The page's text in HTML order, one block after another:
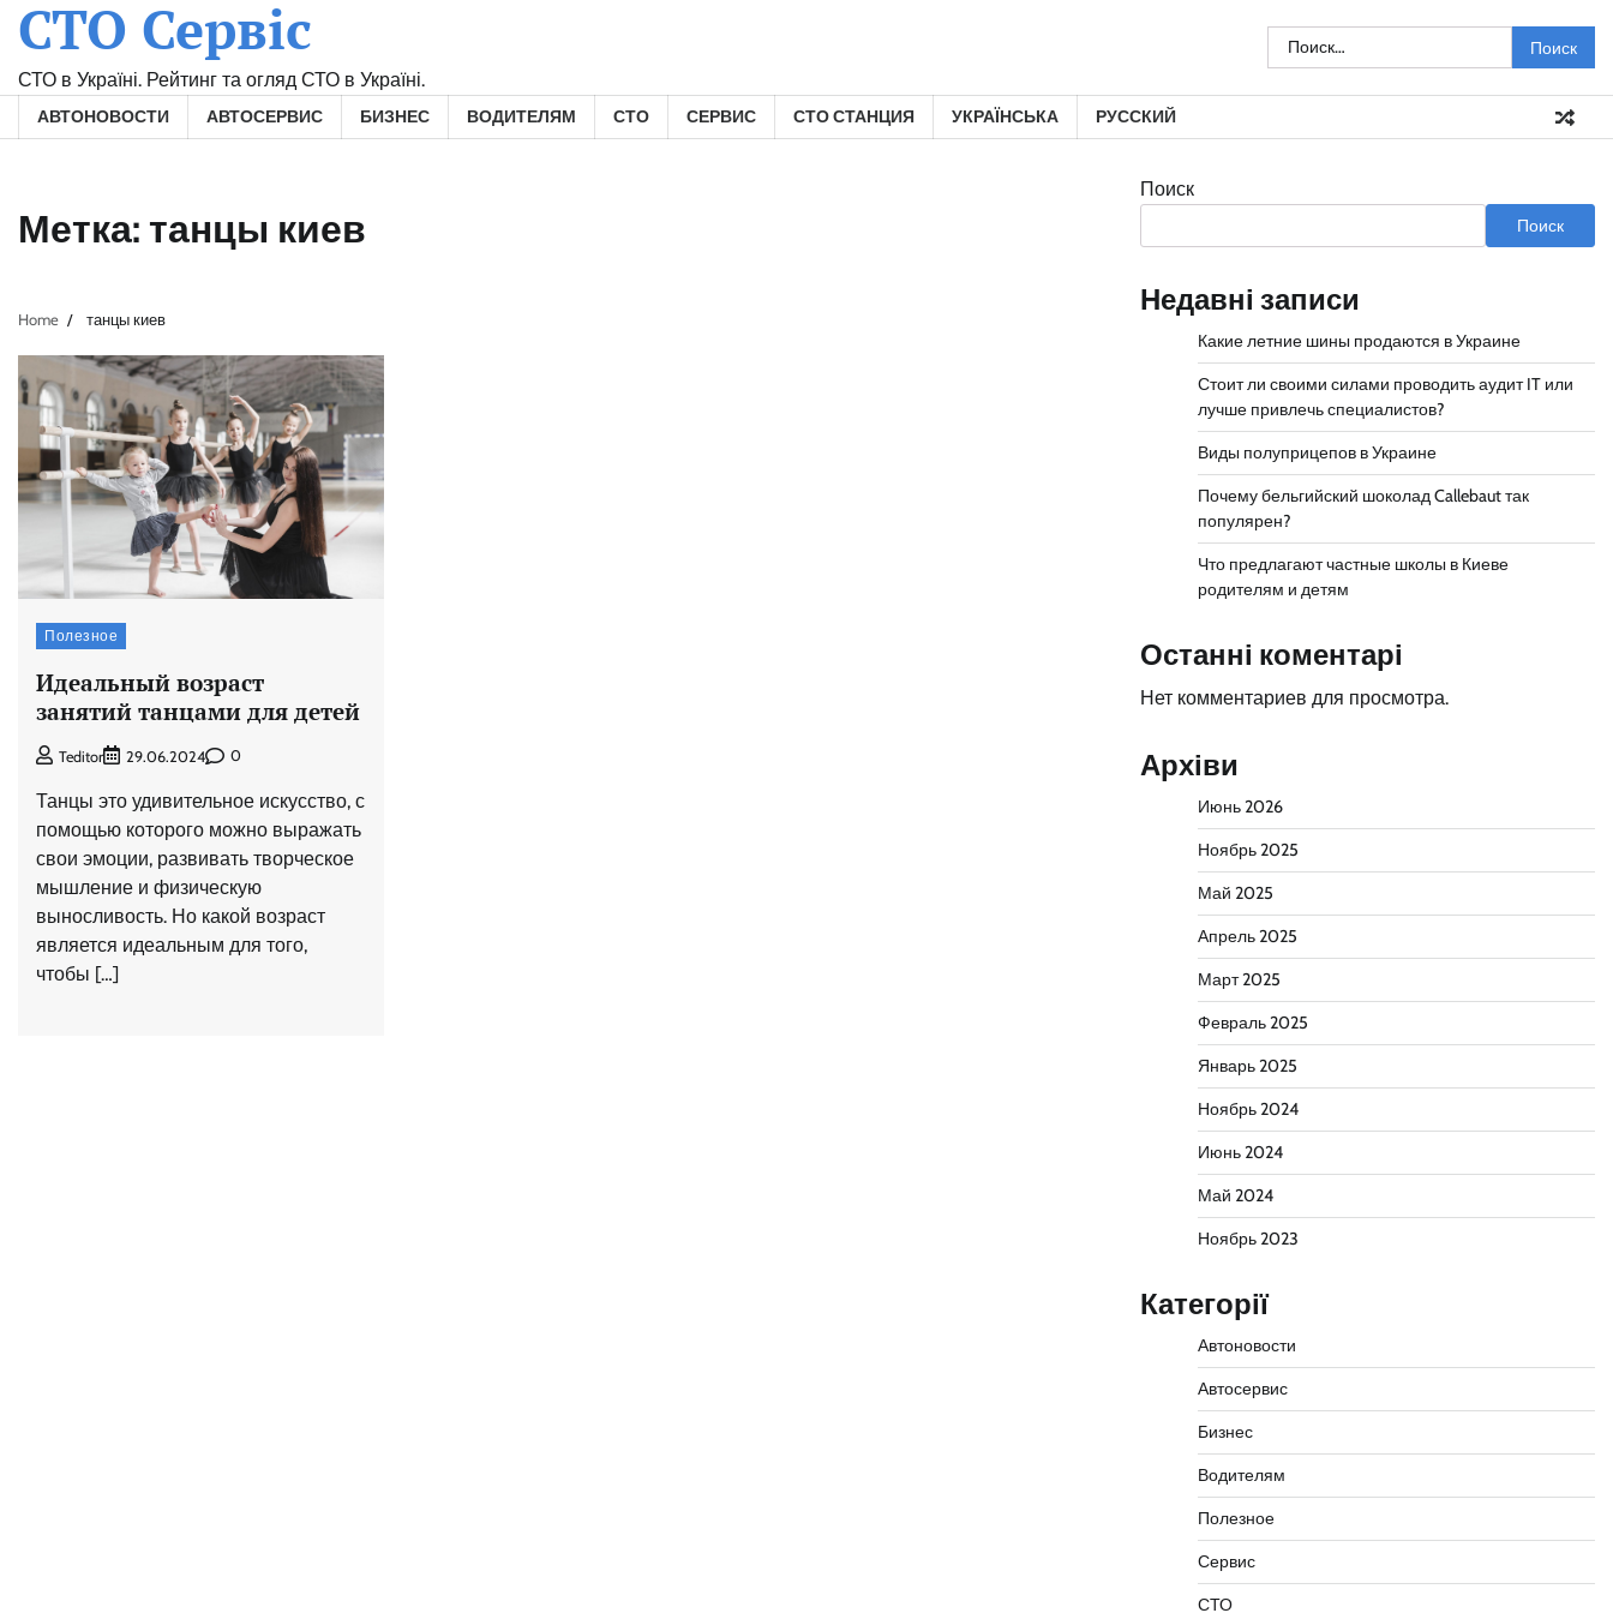
Skip
content
СТО Сервіс
СТО в Україні. Рейтинг та огляд СТО в Україні.
Найти:
АВТОНОВОСТИ АВТОСЕРВИС БИЗНЕС ВОДИТЕЛЯМ СТО СЕРВИС СТО СТАНЦИЯ УКРАЇНСЬКА РУССКИЙ
Метка: танцы киев
Home танцы киев
Полезное
Идеальный возраст
занятий танцами для детей
Teditor 29.06.2024 0
Танцы это удивительное искусство, с
помощью которого можно выражать
свои эмоции, развивать творческое
мышление и физическую
выносливость. Но какой возраст
является идеальным для того,
чтобы […]
Поиск
Поиск
Недавні записи
Какие летние шины продаются в Украине
Стоит ли своими силами проводить аудит IT или
лучше привлечь специалистов?
Виды полуприцепов в Украине
Почему бельгийский шоколад Callebaut так
популярен?
Что предлагают частные школы в Киеве
родителям и детям
Останні коментарі
Нет комментариев для просмотра.
Архіви
Июнь 2026
Ноябрь 2025
Май 2025
Апрель 2025
Март 2025
Февраль 2025
Январь 2025
Ноябрь 2024
Июнь 2024
Май 2024
Ноябрь 2023
Категорії
Автоновости
Автосервис
Бизнес
Водителям
Полезное
Сервис
СТО